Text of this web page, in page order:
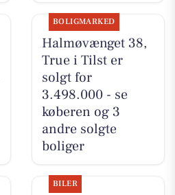
BOLIGMARKED
Halmøvænget 38,
True i Tilst er
solgt for
3.498.000 - se
køberen og 3
andre solgte
boliger
BILER